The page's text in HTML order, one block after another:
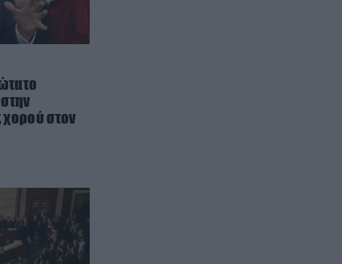
χορού στον